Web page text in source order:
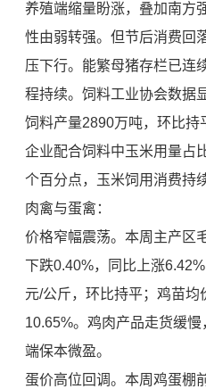
养殖端缩量盼涨，叠加南方
性由弱转强。但节后消费回
压下行。能繁母猪存栏已连
程持续。饲料工业协会数据
饲料产量2890万吨，环比持
企业配合饲料中玉米用量占
个百分点，玉米饲用消费持
肉禽与蛋禽：
价格窄幅震荡。本周主产区
下跌0.40%，同比上涨
元/公斤，环比持平；鸡苗均
10.65%。鸡肉产品走货缓
端保本微盈。
蛋价高位回调。本周鸡蛋棚